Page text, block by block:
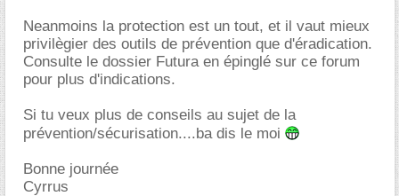
Neanmoins la protection est un tout, et il vaut mieux
privilègier des outils de prévention que d'éradication.
Consulte le dossier Futura en épinglé sur ce forum
pour plus d'indications.
Si tu veux plus de conseils au sujet de la
prévention/sécurisation....ba dis le moi
Bonne journée
Cyrrus